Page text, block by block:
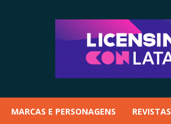
MARCAS E PERSONAGENS REVISTAS